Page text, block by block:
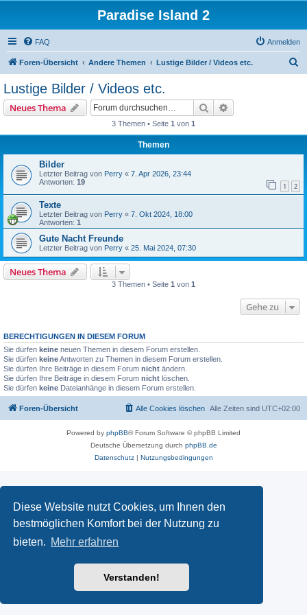
Diese Website nutzt Cookies, um Ihnen den
bestmöglichen Komfort bei der Nutzung zu
bieten. Mehr erfahren
Verstanden!
Paradise Island 2
FAQ Anmelden
Foren-Übersicht Andere Themen Lustige Bilder / Videos etc.
Lustige Bilder / Videos etc.
Neues Thema Suche
3 Themen • Seite 1 von 1
Themen
Bilder
Letzter Beitrag von Perry « 7. Apr 2026, 23:44
Antworten: 19 1 2
Texte
Letzter Beitrag von Perry « 7. Okt 2024, 18:00
Antworten: 1
Gute Nacht Freunde
Letzter Beitrag von Perry « 25. Mai 2024, 07:30
Neues Thema
3 Themen • Seite 1 von 1
Gehe zu
BERECHTIGUNGEN IN DIESEM FORUM
Sie dürfen keine neuen Themen in diesem Forum erstellen.
Sie dürfen keineAntworten zu Themen in diesem Forum erstellen.
Sie dürfen Ihre Beiträge in diesem Forum nicht ändern.
Sie dürfen Ihre Beiträge in diesem Forum nicht löschen.
Sie dürfen keine Dateianhänge in diesem Forum erstellen.
Foren-Übersicht Alle Zeiten sind UTC+02:00
Alle Cookies löschen
Powered by phpBB® Forum Software © phpBB Limited
Deutsche Übersetzung durch phpBB.de
Datenschutz| Nutzungsbedingungen